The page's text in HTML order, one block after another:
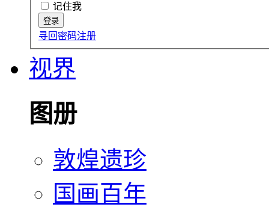
记住我
寻回密码注册
视界
图册
敦煌遗珍
国画百年